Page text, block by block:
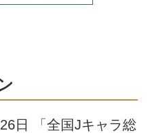
日 「全国Jキャラ総